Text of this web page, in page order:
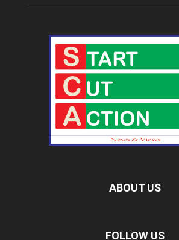
ABOUT US
FOLLOW US